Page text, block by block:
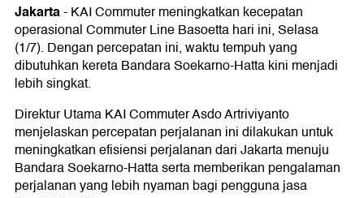
Jakarta-KAI Commuter meningkatkan kecepatan
operasional Commuter Line Basoetta hari ini, Selasa
(1/7). Dengan percepatan ini, waktu tempuh yang
dibutuhkan kereta Bandara Soekarno-Hatta kini menjadi
lebih singkat.
Direktur Utama KAI Commuter Asdo Artriviyanto
menjelaskan percepatan perjalanan ini dilakukan untuk
meningkatkan efisiensi perjalanan dari Jakarta menuju
Bandara Soekarno-Hatta serta memberikan pengalaman
perjalanan yang lebih nyaman bagi pengguna jasa